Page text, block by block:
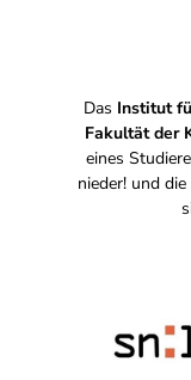
Das Institut
Fakultät der
eines
nieder! und